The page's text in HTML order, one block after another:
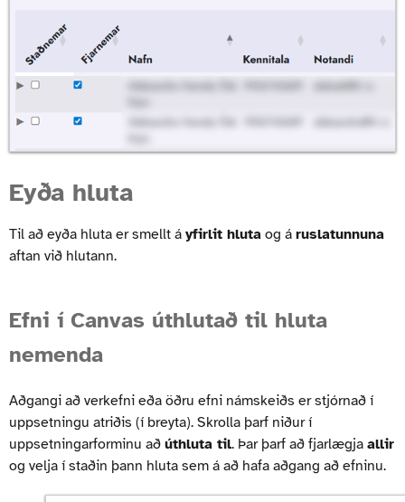
Eyða hluta
Til að eyða hluta er smellt á yfirlit hluta og á ruslatunnuna
aftan við hlutann.
Efni í Canvas úthlutað til hluta
nemenda
Aðgangi að verkefni eða öðru efni námskeiðs er stjórnað í
uppsetningu atriðis (í breyta). Skrolla þarf niður í
uppsetningarforminu að úthluta til. Þar þarf að fjarlægja allir
og velja í staðin þann hluta sem á að hafa aðgang að efninu.